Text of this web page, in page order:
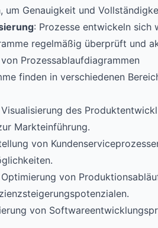
um Genauigkeit und
: Prozesse entwickeln sich
regelmäßig überprüft und
Prozessablaufdiagrammen
finden in verschiedenen
Visualisierung des
Markteinführung.
von
Optimierung von
von